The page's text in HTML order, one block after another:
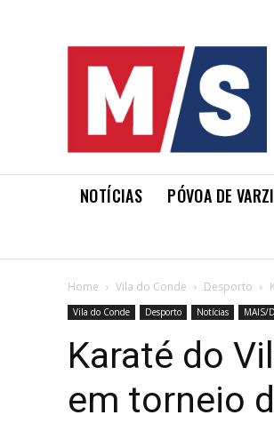
NOTÍCIAS PÓVOA DE
Home Vila do Conde Desporto
Vila do Conde Desporto Notícias MAIS/
Karaté do
em torneio